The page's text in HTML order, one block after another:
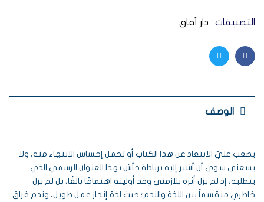
التصنيفات : دار آفاق
Facebook
Twitter
الوصف
يصعب عليّ الابتعاد عن هذا الكتاب أو تحمل إحساس الانتهاء منه، ولا
يسعني سوى أن أشير إليه برباطة جأش بهذا العنوان الرسمي الذي
يتطلبه، إذ لم يزل أثره يلازمني وقد أوليته اهتمامًا بالغًا، بل لم يزل
خاطري منقسماً بين اللذة والندم؛ حيث لذة إنجاز عمل طويل، وندم فراق